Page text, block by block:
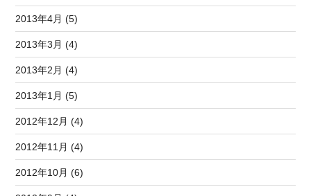
2013年4月 (5)
2013年3月 (4)
2013年2月 (4)
2013年1月 (5)
2012年12月 (4)
2012年11月 (4)
2012年10月 (6)